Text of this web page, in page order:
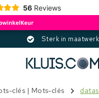
56 Reviews
Sterk in maatwerk
clés | Mots-clés